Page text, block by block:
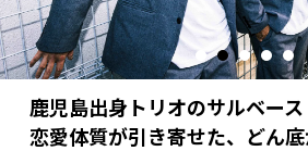
島出身トリオのサルベース
体質が引き寄せた、どん底から